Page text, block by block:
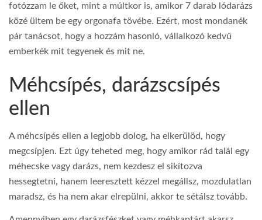
fotózzam le őket, mint a múltkor is, amikor 7 darab lódarázs
közé ültem be egy orgonafa tövébe. Ezért, most mondanék
pár tanácsot, hogy a hozzám hasonló, vállalkozó kedvű
emberkék mit tegyenek és mit ne.
Méhcsípés, darázscsípés
ellen
A méhcsípés ellen a legjobb dolog, ha elkerülöd, hogy
megcsípjen. Ezt úgy teheted meg, hogy amikor rád talál egy
méhecske vagy darázs, nem kezdesz el sikítozva
hessegtetni, hanem leeresztett kézzel megállsz, mozdulatlan
maradsz, és ha nem akar elrepülni, akkor te sétálsz tovább.